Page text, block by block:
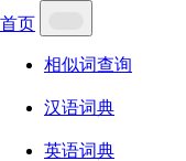
首页
相似词查询
汉语词典
英语词典